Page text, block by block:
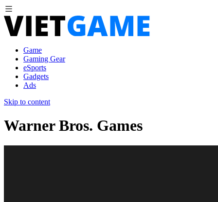
Game
Gaming Gear
eSports
Gadgets
Ads
Skip to content
Warner Bros. Games